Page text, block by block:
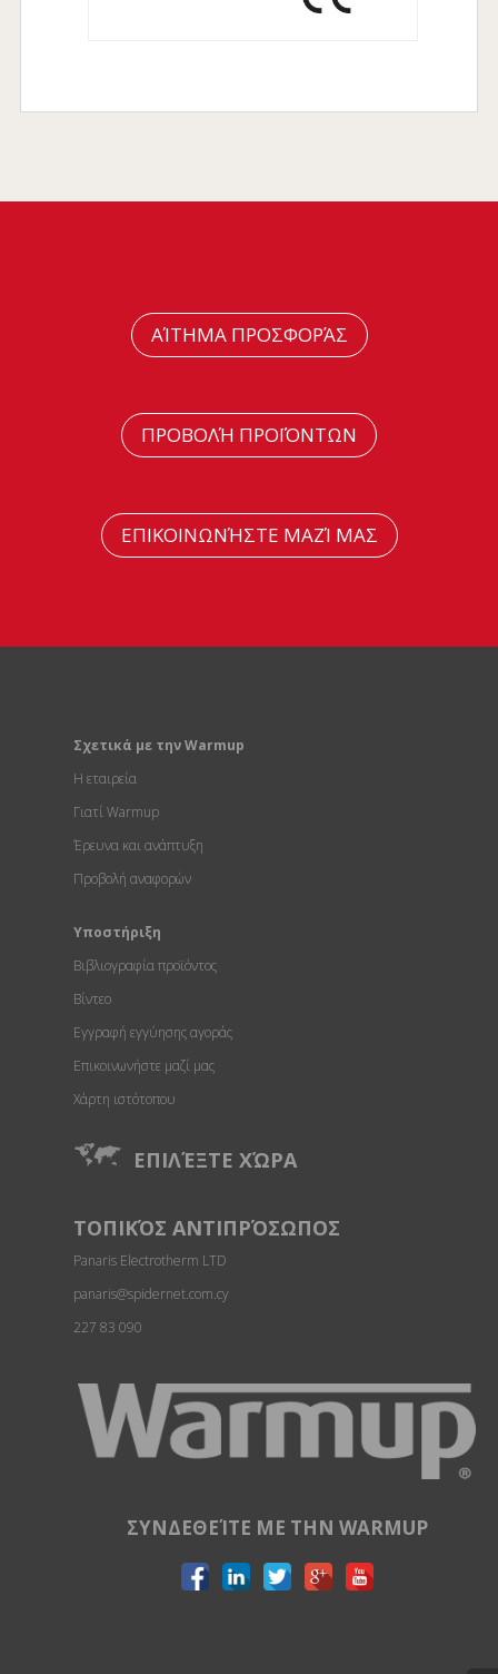
ΑΊΤΗΜΑ ΠΡΟΣΦΟΡΆΣ
ΠΡΟΒΟΛΉ ΠΡΟΪΌΝΤΩΝ
ΕΠΙΚΟΙΝΩΝΉΣΤΕ ΜΑΖΊ ΜΑΣ
Σχετικά με την Warmup
Η εταιρεία
Γιατί Warmup
Έρευνα και ανάπτυξη
Προβολή αναφορών
Υποστήριξη
Βιβλιογραφία προϊόντος
Βίντεο
Εγγραφή εγγύησης αγοράς
Επικοινωνήστε μαζί μας
Χάρτη ιστότοπου
ΕΠΙΛΈΞΤΕ ΧΏΡΑ
ΤΟΠΙΚΌΣ ΑΝΤΙΠΡΌΣΩΠΟΣ
Panaris Electrotherm LTD
panaris@spidernet.com.cy
227 83 090
ΣΥΝΔΕΘΕΊΤΕ ΜΕ ΤΗΝ WARMUP